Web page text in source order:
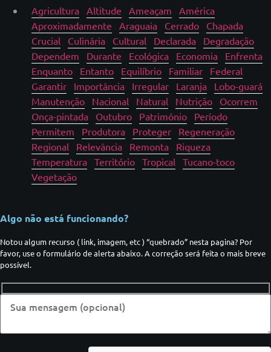
Agricultura Altitude Ameaçam
América
Aproximadamente
Araguaia Cerrado
Chapada
Crucial
Culinária Cultural Declarada
Degradação
Dependem
Durante Ecológica Economia
Enfrenta
Enquanto
Entanto Equilíbrio Familiar
Federal
Garantir
Importância Irregular Laranja
Lobo-guará
Manutenção
Nacional Natural Nutrição
Ocorrem
Onça-pintada
Outubro Patrimônio
Período
Permitem
Produtora Proteger
Regeneração
Regional
Relevância Remonta
Riqueza
Temperatura Território Tropical
Tucano-toco
Vegetação
Algo não está funcionando?
Notou algum recurso ( link, imagem, etc ) “quebrado” nesta pagina? Por
favor, use o formulário de alerta abaixo. A correção será feita o mais breve
possível.